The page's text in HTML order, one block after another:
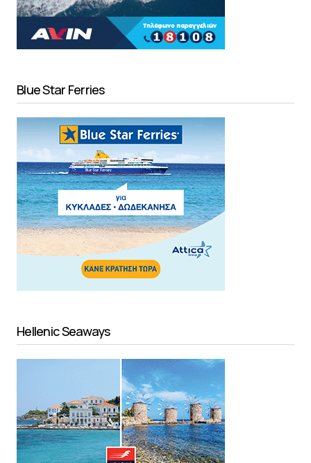
Blue Star Ferries
Hellenic Seaways